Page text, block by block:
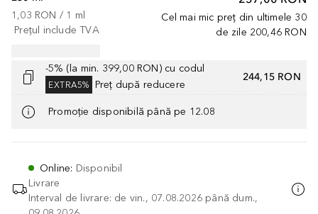
Cel mai mic preț din ultimele 30
de zile 200,46 RON
1,03 RON / 1 ml
Prețul include TVA
-5% (la min. 399,00 RON) cu codul
EXTRA5% Preț după reducere
244,15 RON
Promoție disponibilă până pe 12.08
Online: Disponibil
Livrare
Interval de livrare: de vin., 07.08.2026 până dum.,